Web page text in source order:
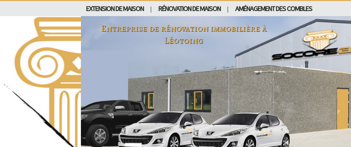
EXTENSION DE MAISON RÉNOVATION DE MAISON AMÉNAGEMENT DES COMBLES
Entreprise de rénovation immobilière à
Léotoing